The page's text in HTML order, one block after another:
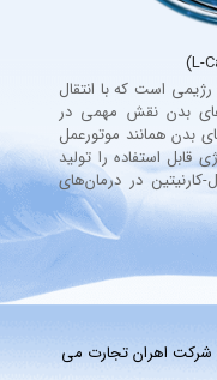
است که با انتقال
بدن نقش مهمی در
بدن همانند موتورعمل
قابل استفاده را تولید
در درمان‌های
به شرکت اهران تجارت می